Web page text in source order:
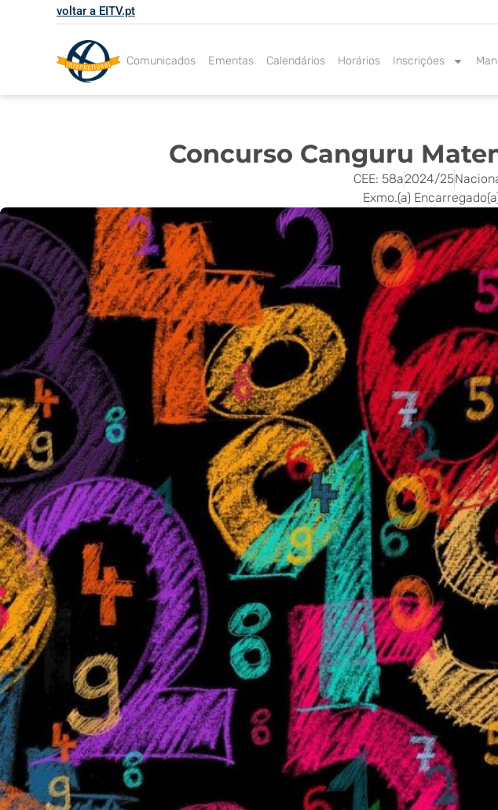
voltar a EITV.pt
Comunicados Ementas Calendários Horários Inscrições
Concurso Canguru
CEE: 58a2024/25
Exmo.(a)